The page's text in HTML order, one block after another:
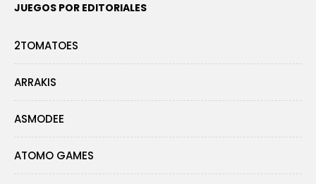
JUEGOS POR EDITORIALES
2TOMATOES
ARRAKIS
ASMODEE
ATOMO GAMES